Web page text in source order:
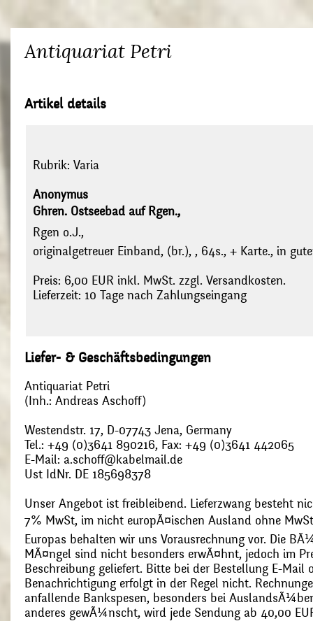
Antiquariat Petri
Artikel details
Rubrik: Varia
Anonymus
Ghren. Ostseebad auf Rgen.,
Rgen o.J.,
originalgetreuer Einband, (br.), , 64s., + Karte., in
Preis: 6,00 EUR inkl. MwSt. zzgl. Versandkosten.
Lieferzeit: 10 Tage nach Zahlungseingang
Liefer- & Geschäftsbedingungen
Antiquariat Petri
(Inh.: Andreas Aschoff)
Westendstr. 17, D-07743 Jena, Germany
Tel.: +49 (0)3641 890216, Fax: +49 (0)3641 442065
E-Mail: a.schoff@kabelmail.de
Ust IdNr. DE 185698378
Unser Angebot ist freibleibend. Lieferzwang besteht
7% MwSt, im nicht europÃ¤ischen Ausland ohne
Europas behalten wir uns Vorausrechnung vor. Die
MÃ¤ngel sind nicht besonders erwÃ¤hnt, jedoch im
Beschreibung geliefert. Bitte bei der Bestellung E-Mail
Benachrichtigung erfolgt in der Regel nicht.
anfallende Bankspesen, besonders bei
anderes gewÃ¼nscht, wird jede Sendung ab 40,00